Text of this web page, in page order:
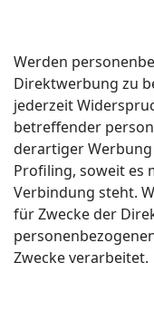
Werden
Direktwerbung zu
jederzeit
betreffender
derartiger
Profiling, soweit es
Verbindung steht.
für Zwecke der
Zwecke verarbeitet.